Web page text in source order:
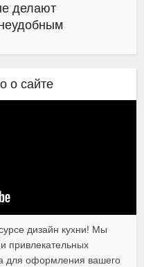
делают
о сайте
дизайн кухни! Мы
привлекательных
для оформления вашего